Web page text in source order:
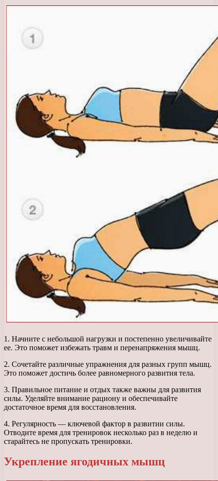
1. Начните с небольшой нагрузки и постепенно увеличивайте
ее. Это поможет избежать травм и перенапряжения мышц.
2. Сочетайте различные упражнения для разных групп мышц.
Это поможет достичь более равномерного развития тела.
3. Правильное питание и отдых также важны для развития
силы. Уделяйте внимание рациону и обеспечивайте
достаточное время для восстановления.
4. Регулярность — ключевой фактор в развитии силы.
Отводите время для тренировок несколько раз в неделю и
старайтесь не пропускать тренировки.
Укрепление ягодичных мышц